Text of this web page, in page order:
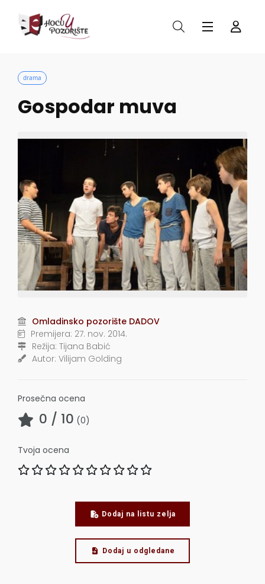
drama
Gospodar muva
Omladinsko pozorište DADOV
Premijera: 27. nov. 2014.
Režija: Tijana Babić
Autor: Vilijam Golding
Prosečna ocena
0 / 10 (0)
Tvoja ocena
Dodaj na listu zelja
Dodaj u odgledane